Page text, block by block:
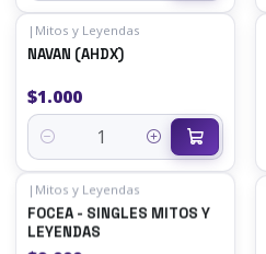
| Mitos y Leyendas
NAVAN (AHDX)
$1.000
Quantity
| Mitos y Leyendas
FOCEA - SINGLES MITOS Y
LEYENDAS